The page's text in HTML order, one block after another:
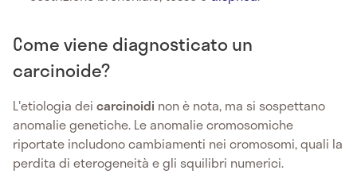
Come viene diagnosticato un
carcinoide?
L'etiologia dei carcinoidi non è nota, ma si sospettano
anomalie genetiche. Le anomalie cromosomiche
riportate includono cambiamenti nei cromosomi, quali la
perdita di eterogeneità e gli squilibri numerici.